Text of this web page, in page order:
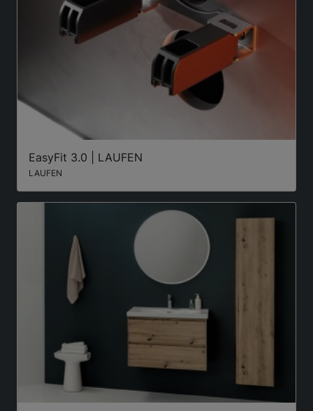
EasyFit 3.0 | LAUFEN
LAUFEN